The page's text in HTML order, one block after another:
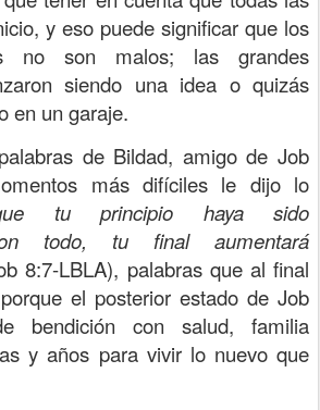
y eso puede significar que los
no son malos; las grandes
siendo una idea o quizás
en un garaje.
de Bildad, amigo de Job
más difíciles le dijo lo
tu principio haya sido
todo, tu final aumentará
8:7-LBLA), palabras que al final
el posterior estado de Job
bendición con salud, familia
y años para vivir lo nuevo que